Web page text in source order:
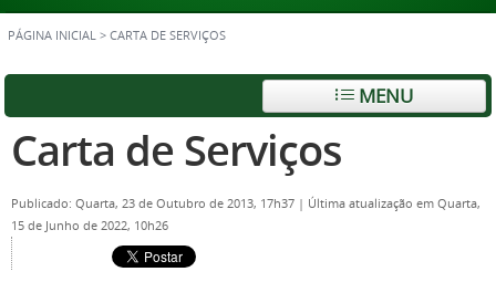
PÁGINA INICIAL > CARTA DE SERVIÇOS
MENU
Carta de Serviços
Publicado: Quarta, 23 de Outubro de 2013, 17h37 | Última atualização em Quarta,
15 de Junho de 2022, 10h26